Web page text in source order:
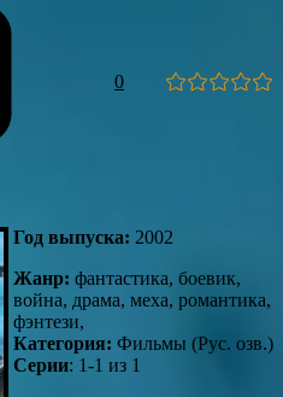
0
Год выпуска: 2002
Жанр: фантастика, боевик,
война, драма, меха, романтика,
фэнтези,
Категория: Фильмы (Рус. озв.)
Серии: 1-1 из 1